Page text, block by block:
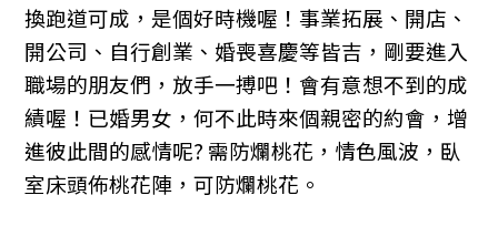
換跑道可成，是個好時機喔！事業拓展、開店、
開公司、自行創業、婚喪喜慶等皆吉，剛要進入
職場的朋友們，放手一搏吧！會有意想不到的成
績喔！已婚男女，何不此時來個親密的約會，增
進彼此間的感情呢? 需防爛桃花，情色風波，臥
室床頭佈桃花陣，可防爛桃花。